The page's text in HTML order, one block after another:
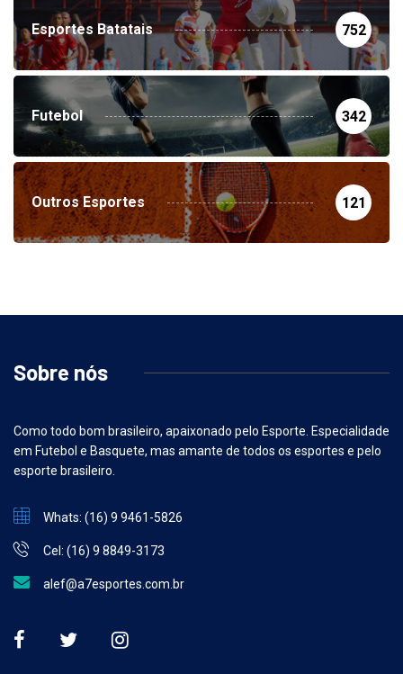
Esportes Batatais 752
Futebol 342
Outros Esportes 121
Sobre nós
Como todo bom brasileiro, apaixonado pelo Esporte. Especialidade
em Futebol e Basquete, mas amante de todos os esportes e pelo
esporte brasileiro.
Whats: (16) 9 9461-5826
Cel: (16) 9 8849-3173
alef@a7esportes.com.br